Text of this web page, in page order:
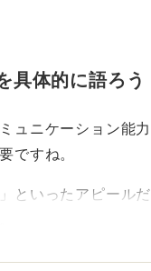
具体的に語ろう
ュニケーション能
ですね。
といったアピール
に対し、どんなコ